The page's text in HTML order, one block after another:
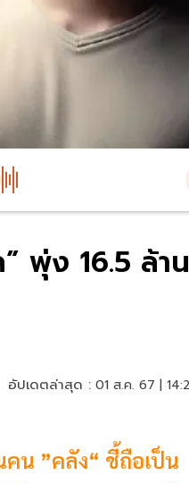
พุ่ง 16.5 ล้าน
อัปเดตล่าสุด : 01 ส.ค. 67 |
น ”คลัง“ ชี้ถือเป็น